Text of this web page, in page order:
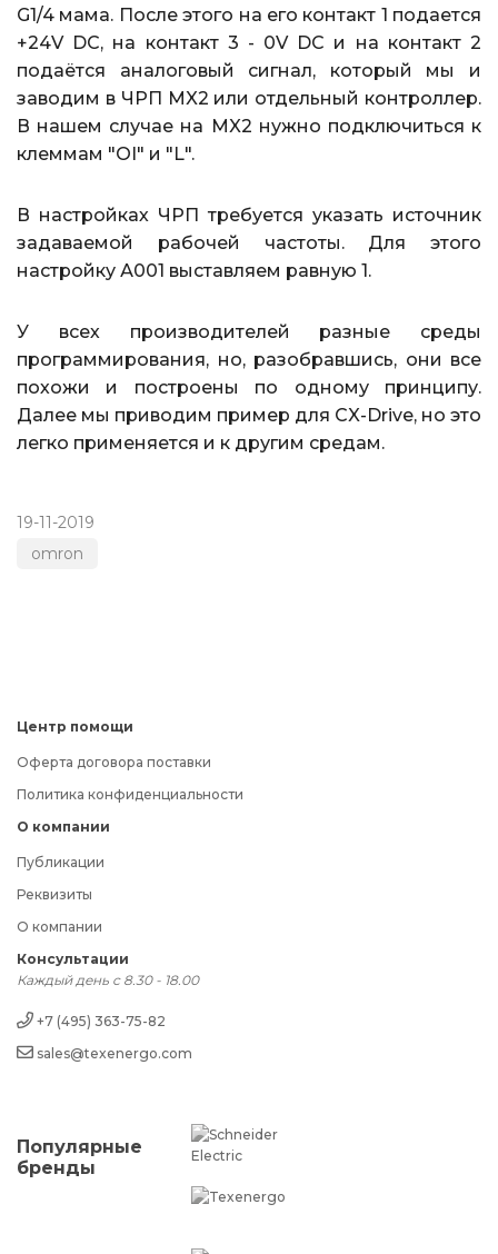
G1/4 мама. После этого на его контакт 1 подается
+24V DC, на контакт 3 - 0V DC и на контакт 2
подаётся аналоговый сигнал, который мы и
заводим в ЧРП MX2 или отдельный контроллер.
В нашем случае на MX2 нужно подключиться к
клеммам "OI" и "L".
В настройках ЧРП требуется указать источник
задаваемой рабочей частоты. Для этого
настройку А001 выставляем равную 1.
У всех производителей разные среды
программирования, но, разобравшись, они все
похожи и построены по одному принципу.
Далее мы приводим пример для CX-Drive, но это
легко применяется и к другим средам.
19-11-2019
omron
Центр помощи
Оферта договора поставки
Политика конфиденциальности
О компании
Публикации
Реквизиты
О компании
Консультации
Каждый день с 8.30 - 18.00
+7 (495) 363-75-82
sales@texenergo.com
Популярные
бренды